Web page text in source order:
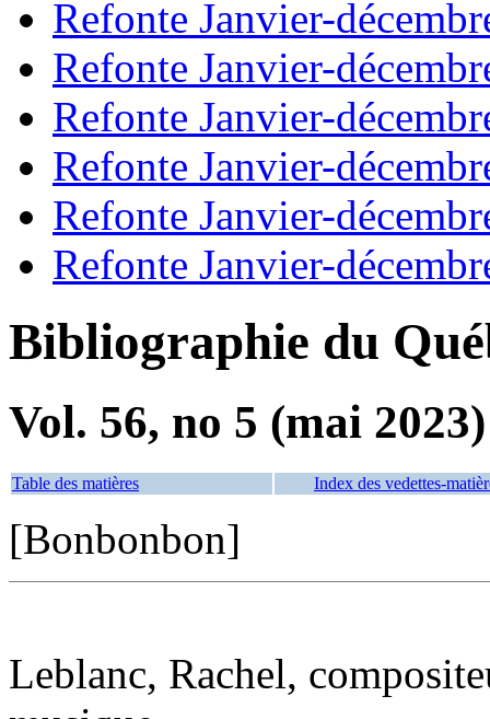
Refonte Janvier-
Refonte Janvier-
Refonte Janvier-
Refonte Janvier-
Refonte Janvier-
Refonte Janvier-
Bibliographie du
Vol. 56, no 5 (mai 2023)
Table des matières Index des vedettes-
[Bonbonbon]
Leblanc, Rachel,